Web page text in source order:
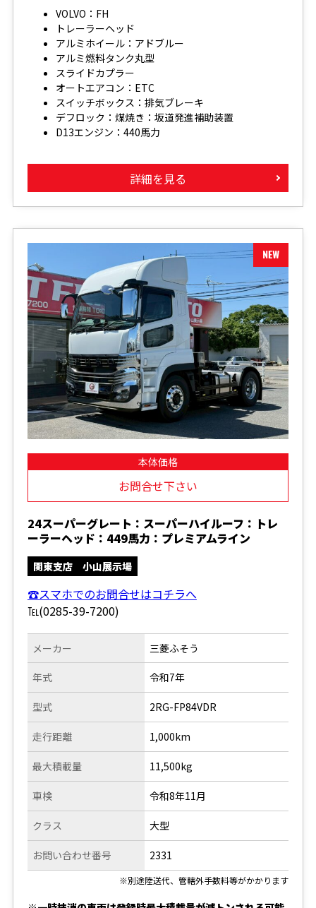
VOLVO：FH
トレーラーヘッド
アルミホイール：アドブルー
アルミ燃料タンク丸型
スライドカプラー
オートエアコン：ETC
スイッチボックス：排気ブレーキ
デフロック：煤焼き：坂道発進補助装置
D13エンジン：440馬力
詳細を見る
本体価格
お問合せ下さい
24スーパーグレート：スーパーハイルーフ：トレ
ーラーヘッド：449馬力：プレミアムライン
関東支店 小山展示場
☎スマホでのお問合せはコチラへ
℡(0285-39-7200)
メーカー
年式
型式
走行距離
三菱ふそう
令和7年
2RG-FP84VDR
1,000km
最大積載量
車検
クラス
お問い合わせ番号
11,500kg
令和8年11月
大型
2331
※別途陸送代、管轄外手数料等がかかります